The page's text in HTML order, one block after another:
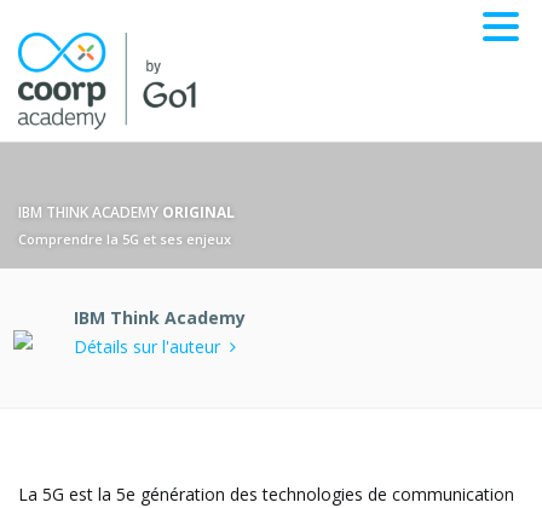
IBM THINK ACADEMY ORIGINAL
Comprendre la 5G et ses enjeux
IBM Think Academy
Détails sur l'auteur
La 5G est la 5e génération des technologies de communication